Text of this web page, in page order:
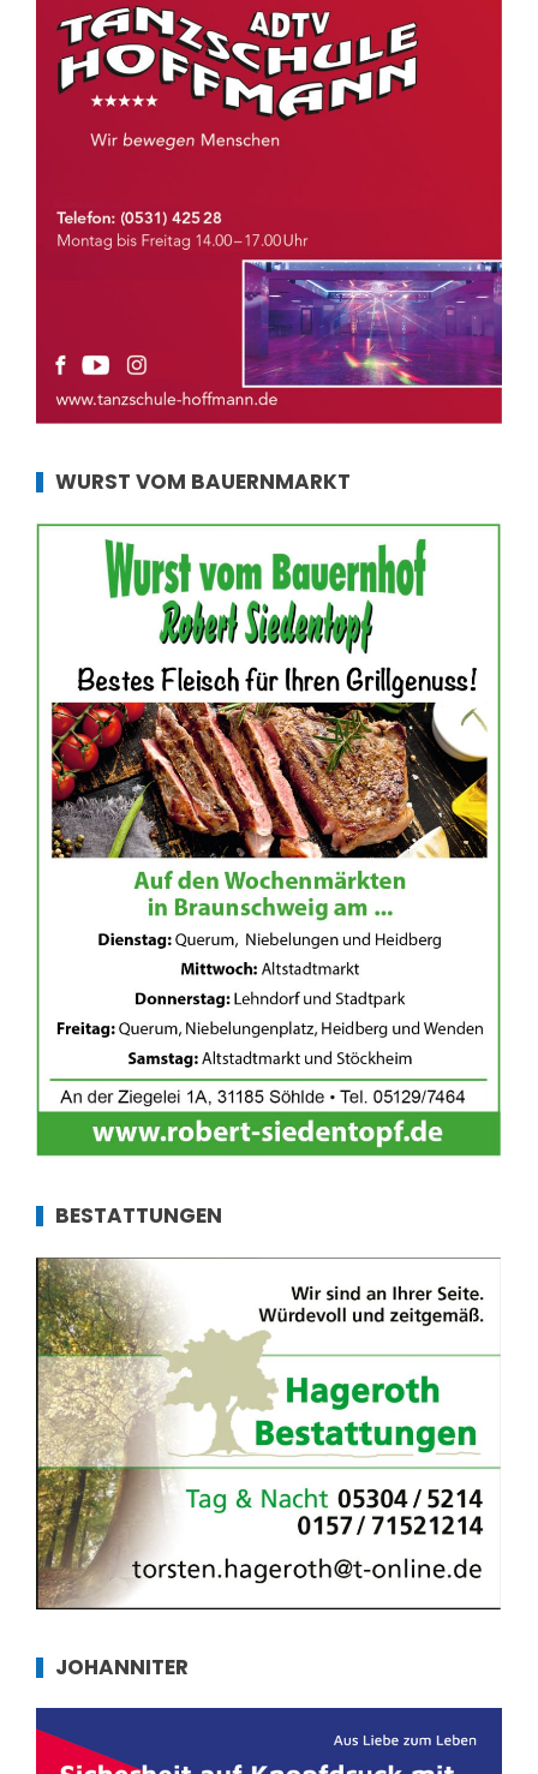
WURST VOM BAUERNMARKT
BESTATTUNGEN
JOHANNITER